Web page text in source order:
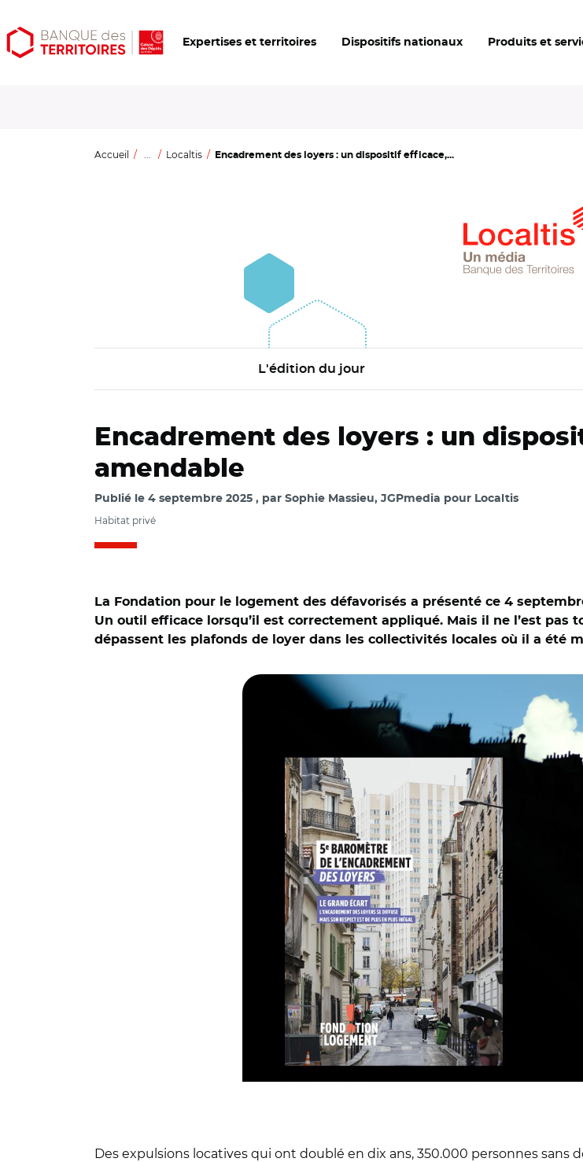
Aller
au
Aller
au
Ouvrir
les
Expertises et territoires Dispositifs nationaux Produits et
Accueil ... Localtis Encadrement des loyers : un dispositif efficace,...
L'édition du jour
Encadrement des loyers : un
amendable
Publié le 4 septembre 2025 par Sophie Massieu, JGPmedia pour Localtis
Habitat privé
La Fondation pour le logement des défavorisés a présenté ce 4
Un outil efficace lorsqu’il est correctement appliqué. Mais il ne l’est pas
dépassent les plafonds de loyer dans les collectivités locales où il a été
Des expulsions locatives qui ont doublé en dix ans, 350.000 personnes